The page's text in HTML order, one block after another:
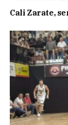
Cali Zarate,